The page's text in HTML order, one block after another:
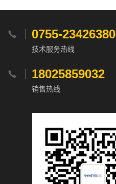
 0755-23426380
技术服务热线
 18025859032
销售热线